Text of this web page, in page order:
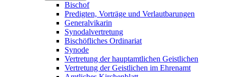
Bischof
Predigten, Vorträge und Verlautbarungen
Generalvikarin
Synodalvertretung
Bischöfliches Ordinariat
Synode
Vertretung der hauptamtlichen Geistlichen
Vertretung der Geistlichen im Ehrenamt